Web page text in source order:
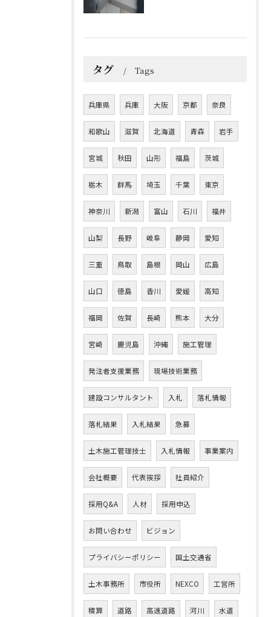
タグ Tags
兵庫県 兵庫 大阪 京都 奈良
和歌山 滋賀 北海道 青森 岩手
宮城 秋田 山形 福島 茨城
栃木 群馬 埼玉 千葉 東京
神奈川 新潟 富山 石川 福井
山梨 長野 岐阜 静岡 愛知
三重 鳥取 島根 岡山 広島
山口 徳島 香川 愛媛 高知
福岡 佐賀 長崎 熊本 大分
宮崎 鹿児島 沖縄 施工管理
発注者支援業務 現場技術業務
建設コンサルタント 入札 落札情報
落札結果 入札結果 急募
土木施工管理技士 入札情報 事業案内
会社概要 代表挨拶 社員紹介
採用Q&A 人材 採用申込
お問い合わせ ビジョン
プライバシーポリシー 国土交通省
土木事務所 市役所 NEXCO 工営所
積算 道路 高速道路 河川 水道